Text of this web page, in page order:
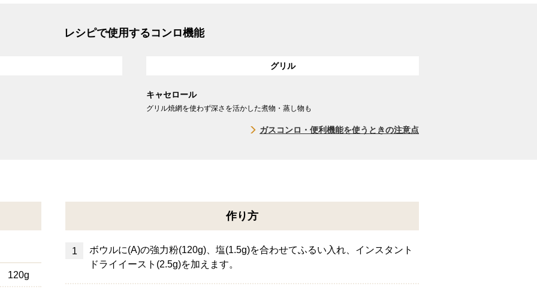
レシピで使用するコンロ機能
グリル
キャセロール
グリル焼網を使わず深さを活かした煮物・蒸し物も
ガスコンロ・便利機能を使うときの注意点
120g
作り方
ボウルに(A)の強力粉(120g)、塩(1.5g)を合わせてふるい入れ、インスタント
ドライイースト(2.5g)を加えます。